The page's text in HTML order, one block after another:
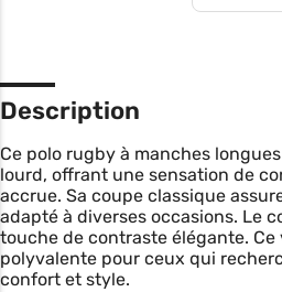
Description
Ce polo rugby à manches
lourd, offrant une sensation de
accrue. Sa coupe classique
adapté à diverses occasions. Le
touche de contraste élégante.
polyvalente pour ceux qui
confort et style.